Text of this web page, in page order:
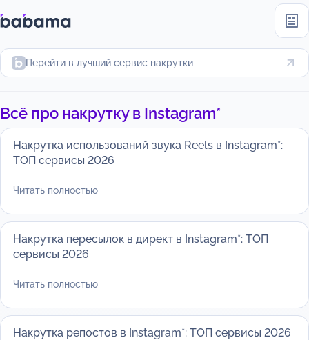
Перейти в лучший сервис накрутки
Всё про накрутку в Instagram*
Накрутка использований звука Reels в Instagram*:
ТОП сервисы 2026
Читать полностью
Накрутка пересылок в директ в Instagram*: ТОП
сервисы 2026
Читать полностью
Накрутка репостов в Instagram*: ТОП сервисы 2026